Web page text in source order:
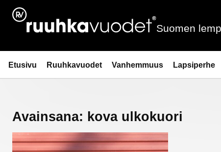
Siirry
sisältöön
Ruuhkavuodet.fi
Suomen
Etusivu Ruuhkavuodet Vanhemmuus Lapsiperhe
Avainsana: kova ulkokuori